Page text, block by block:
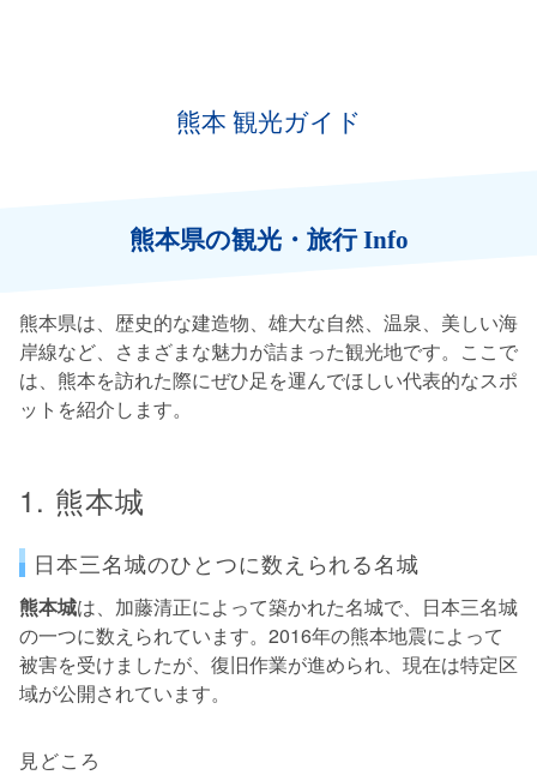
熊本 観光ガイド
熊本県の観光・旅行 Info
熊本県は、歴史的な建造物、雄大な自然、温泉、美しい海
岸線など、さまざまな魅力が詰まった観光地です。ここで
は、熊本を訪れた際にぜひ足を運んでほしい代表的なスポ
ットを紹介します。
1. 熊本城
日本三名城のひとつに数えられる名城
熊本城は、加藤清正によって築かれた名城で、日本三名城
の一つに数えられています。2016年の熊本地震によって
被害を受けましたが、復旧作業が進められ、現在は特定区
域が公開されています。
見どころ